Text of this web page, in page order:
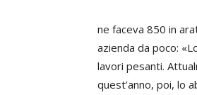
ne faceva 850 in
azienda da poco:
lavori pesanti.
quest’anno, poi, lo